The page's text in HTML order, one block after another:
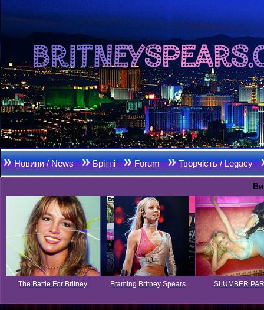
Новини / News Брітні Forum Творчість / Legacy
The Battle For Britney Framing Britney Spears SLUMBER